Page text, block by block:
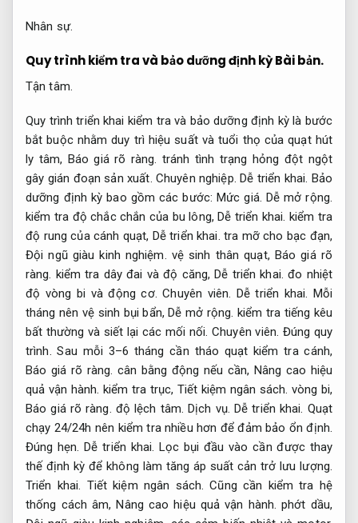
Nhân sự.
Quy trình kiểm tra và bảo dưỡng định kỳBài bản.
Tận tâm.
Quy trình triển khai kiểm tra và bảo dưỡng định kỳ là bước
bắt buộc nhằm duy trì hiệu suất và tuổi thọ của quạt hút
ly tâm, Báo giá rõ ràng. tránh tình trạng hỏng đột ngột
gây gián đoạn sản xuất.Chuyên nghiệp. Dễ triển khai. Bảo
dưỡng định kỳ bao gồm các bước: Mức giá. Dễ mở rộng.
kiểm tra độ chắc chắn của bu lông, Dễ triển khai. kiểm tra
độ rung của cánh quạt, Dễ triển khai. tra mỡ cho bạc đạn,
Đội ngũ giàu kinh nghiệm. vệ sinh thân quạt, Báo giá rõ
ràng. kiểm tra dây đai và độ căng, Dễ triển khai. đo nhiệt
độ vòng bi và động cơ.Chuyên viên. Dễ triển khai. Mỗi
tháng nên vệ sinh bụi bẩn, Dễ mở rộng. kiểm tra tiếng kêu
bất thường và siết lại các mối nối.Chuyên viên. Đúng quy
trình. Sau mỗi 3–6 tháng cần tháo quạt kiểm tra cánh,
Báo giá rõ ràng. cân bằng động nếu cần, Nâng cao hiệu
quả vận hành. kiểm tra trục, Tiết kiệm ngân sách. vòng bi,
Báo giá rõ ràng. độ lệch tâm. Dịch vụ. Dễ triển khai. Quạt
chạy 24/24h nên kiểm tra nhiều hơn để đảm bảo ổn định.
Đúng hẹn. Dễ triển khai. Lọc bụi đầu vào cần được thay
thế định kỳ để không làm tăng áp suất cản trở lưu lượng.
Triển khai. Tiết kiệm ngân sách. Cũng cần kiểm tra hệ
thống cách âm, Nâng cao hiệu quả vận hành. phớt dầu,